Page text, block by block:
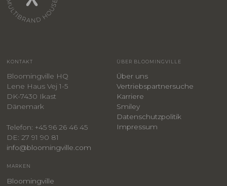
KONTAKT
Bloomingville HQ
Lene Haus Vej 1-5
DK-7430 Ikast
Dänemark
Telefon: +45 96 26 46 45
DE: 27 91 90 81
info@bloomingville.com
ÜBER BLOOMINGVILLE
Über uns
Vertriebspartnersuche
Karriere
Smiley
​Datenschutzpolitik
Impressum
MARKEN
Bloomingville